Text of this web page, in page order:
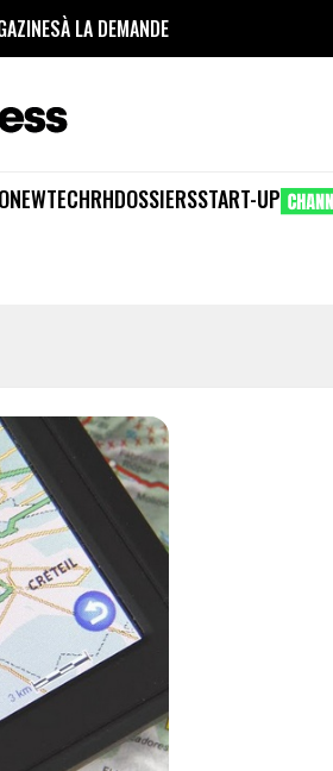
À LA DEMANDE
NEWTECHRHDOSSIERSSTART-UP